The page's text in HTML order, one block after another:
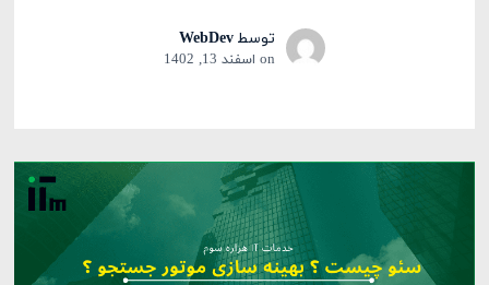
توسطWebDev
on اسفند 13, 1402